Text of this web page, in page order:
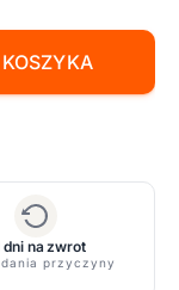
dni na zwrot
przyczyny